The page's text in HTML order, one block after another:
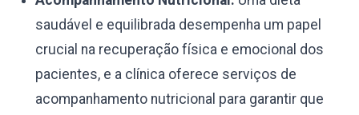
saudável e equilibrada desempenha um papel
crucial na recuperação física e emocional dos
pacientes, e a clínica oferece serviços de
acompanhamento nutricional para garantir que